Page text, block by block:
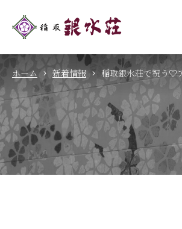
ホーム 新着情報 稲取銀水荘で祝う♡